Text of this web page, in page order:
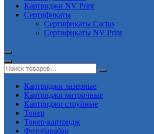
Картриджи NV Print
Сертификаты
Сертификаты Cactus
Сертификаты NV Print
Картриджи лазерные
Картриджи матричные
Картриджи струйные
Тонер
Тонер-картридж
Фотобарабан